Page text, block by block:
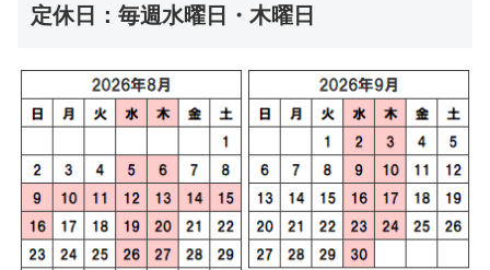
定休日：毎週水曜日・木曜日